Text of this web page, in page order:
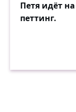
Петя идёт
петтинг.